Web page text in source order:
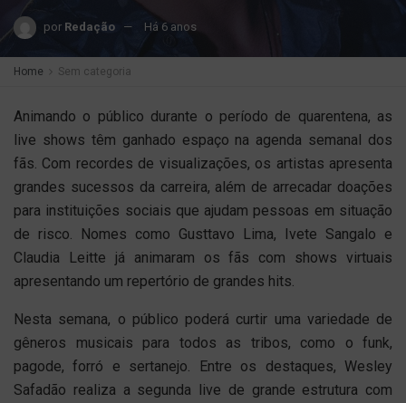
por Redação Há 6 anos
Home Sem categoria
Animando o público durante o período de quarentena, as
live shows têm ganhado espaço na agenda semanal dos
fãs. Com recordes de visualizações, os artistas apresenta
grandes sucessos da carreira, além de arrecadar doações
para instituições sociais que ajudam pessoas em situação
de risco. Nomes como Gusttavo Lima, Ivete Sangalo e
Claudia Leitte já animaram os fãs com shows virtuais
apresentando um repertório de grandes hits.
Nesta semana, o público poderá curtir uma variedade de
gêneros musicais para todos as tribos, como o funk,
pagode, forró e sertanejo. Entre os destaques, Wesley
Safadão realiza a segunda live de grande estrutura com